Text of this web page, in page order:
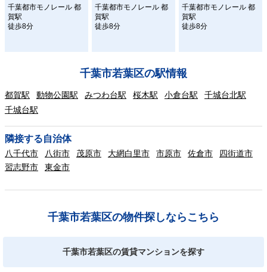
千葉都市モノレール 都
賀駅
徒歩8分
千葉都市モノレール 都
賀駅
徒歩8分
千葉都市モノレール 都
賀駅
徒歩8分
千葉市若葉区の駅情報
都賀駅 動物公園駅 みつわ台駅 桜木駅 小倉台駅
千城台北駅
千城台駅
隣接する自治体
八千代市 八街市 茂原市 大網白里市 市原市 佐倉市
四街道市
習志野市
東金市
千葉市若葉区の物件探しならこちら
千葉市若葉区の賃貸マンションを探す